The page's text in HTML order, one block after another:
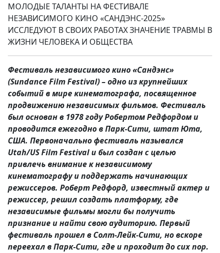
МОЛОДЫЕ ТАЛАНТЫ НА ФЕСТИВАЛЕ
НЕЗАВИСИМОГО КИНО «САНДЭНС-2025»
ИССЛЕДУЮТ В СВОИХ РАБОТАХ ЗНАЧЕНИЕ ТРАВМЫ В
ЖИЗНИ ЧЕЛОВЕКА И ОБЩЕСТВА
Фестиваль независимого кино «Сандэнс»
(Sundance Film Festival) – одно из крупнейших
событий в мире кинематографа, посвященное
продвижению независимых фильмов. Фестиваль
был основан в 1978 году Робертом Редфордом и
проводится ежегодно в Парк-Сити, штат Юта,
США. Первоначально фестиваль назывался
Utah/US Film Festival и был создан с целью
привлечь внимание к независимому
кинематографу и поддержать начинающих
режиссеров. Роберт Редфорд, известный актер и
режиссер, решил создать платформу, где
независимые фильмы могли бы получить
признание и найти свою аудиторию. Первый
фестиваль прошел в Солт-Лейк-Сити, но вскоре
переехал в Парк-Сити, где и проходит до сих пор.